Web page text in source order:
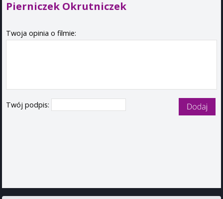
Pierniczek Okrutniczek
Twoja opinia o filmie:
Twój podpis: